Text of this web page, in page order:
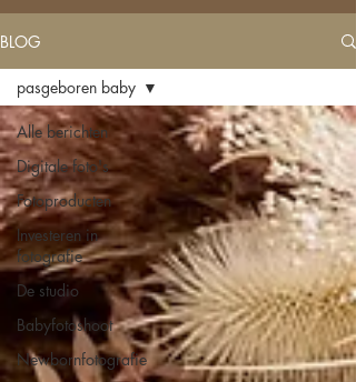
BLOG
Alle berichten
Digitale foto's
Fotoproducten
Investeren in
fotografie
De studio
Babyfotoshoot
Newbornfotografie
pasgeboren baby